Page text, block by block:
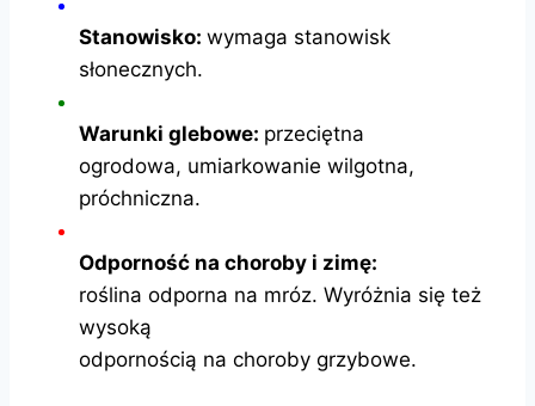
Stanowisko: wymaga stanowisk
słonecznych.
Warunki glebowe: przeciętna
ogrodowa, umiarkowanie wilgotna,
próchniczna.
Odporność na choroby i zimę:
roślina odporna na mróz. Wyróżnia się też
wysoką
odpornością na choroby grzybowe.